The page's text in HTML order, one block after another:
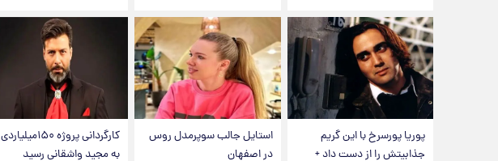
پوریا پورسرخ با این گریم
جذابیتش را از دست داد +
استایل جالب سوپرمدل روس
در اصفهان
کارگردانی پروژه ۱۵۰میلیاردی
به مجید واشقانی رسید